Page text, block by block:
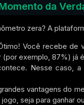
da
zera? A
Você recebe de
(por exemplo, 87%) já
Nesse caso, a
vantagens do
seja para ganhar